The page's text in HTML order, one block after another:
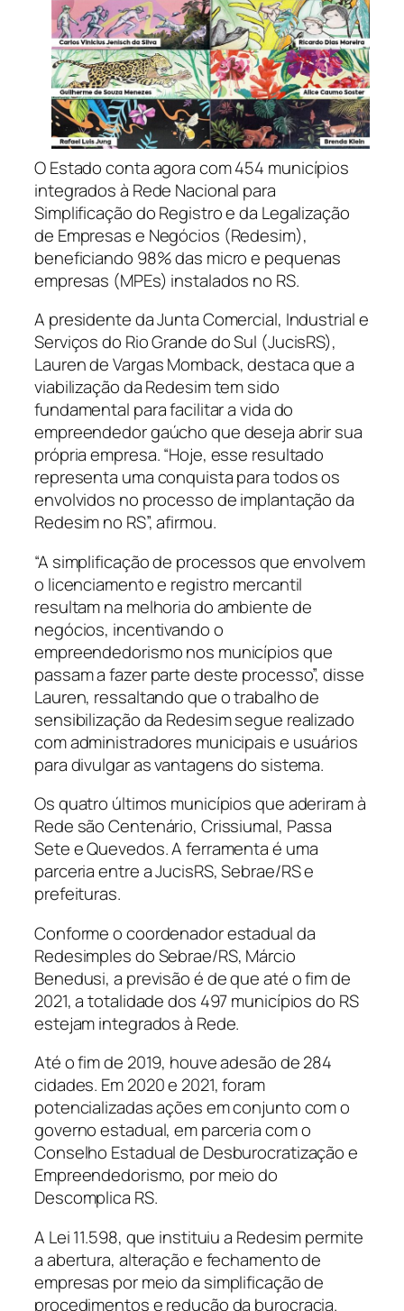
O Estado conta agora com 454 municípios
integrados à Rede Nacional para
Simplificação do Registro e da Legalização
de Empresas e Negócios (Redesim),
beneficiando 98% das micro e pequenas
empresas (MPEs) instalados no RS.
A presidente da Junta Comercial, Industrial e
Serviços do Rio Grande do Sul (JucisRS),
Lauren de Vargas Momback, destaca que a
viabilização da Redesim tem sido
fundamental para facilitar a vida do
empreendedor gaúcho que deseja abrir sua
própria empresa. “Hoje, esse resultado
representa uma conquista para todos os
envolvidos no processo de implantação da
Redesim no RS”, afirmou.
“A simplificação de processos que envolvem
o licenciamento e registro mercantil
resultam na melhoria do ambiente de
negócios, incentivando o
empreendedorismo nos municípios que
passam a fazer parte deste processo”, disse
Lauren, ressaltando que o trabalho de
sensibilização da Redesim segue realizado
com administradores municipais e usuários
para divulgar as vantagens do sistema.
Os quatro últimos municípios que aderiram à
Rede são Centenário, Crissiumal, Passa
Sete e Quevedos. A ferramenta é uma
parceria entre a JucisRS, Sebrae/RS e
prefeituras.
Conforme o coordenador estadual da
Redesimples do Sebrae/RS, Márcio
Benedusi, a previsão é de que até o fim de
2021, a totalidade dos 497 municípios do RS
estejam integrados à Rede.
Até o fim de 2019, houve adesão de 284
cidades. Em 2020 e 2021, foram
potencializadas ações em conjunto com o
governo estadual, em parceria com o
Conselho Estadual de Desburocratização e
Empreendedorismo, por meio do
Descomplica RS.
A Lei 11.598, que instituiu a Redesim permite
a abertura, alteração e fechamento de
empresas por meio da simplificação de
procedimentos e redução da burocracia.